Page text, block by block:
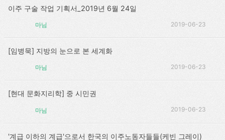
이주 구술 작업 기획서_2019년 6월 24일
마님 2019-06-23
[임병묵] 지방의 눈으로 본 세계화
마님 2019-06-23
[현대 문화지리학] 중 시민권
마님 2019-06-23
'계급 이하의 계급'으로서 한국의 이주노동자들들(케빈 그레이)